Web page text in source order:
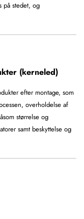
på stedet, og
(kerneled)
efter montage, som
overholdelse af
størrelse og
samt beskyttelse og